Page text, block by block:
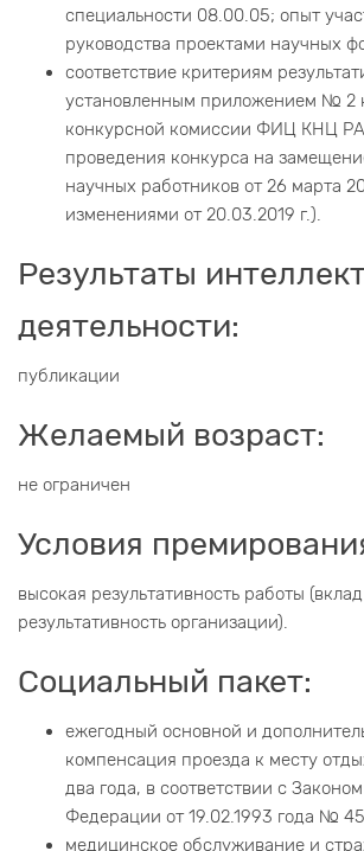
специальности 08.00.05; опыт
руководства проектами научных
соответствие критериям
установленным приложением № 2
конкурсной комиссии ФИЦ КНЦ
проведения конкурса на
научных работников от 26 марта
изменениями от 20.03.2019 г.).
Результаты
деятельности:
публикации
Желаемый возраст:
не ограничен
Условия
высокая результативность работы
результативность организации).
Социальный пакет:
ежегодный основной и
компенсация проезда к месту
два года, в соответствии с
Федерации от 19.02.1993 года №
медицинское обслуживание и